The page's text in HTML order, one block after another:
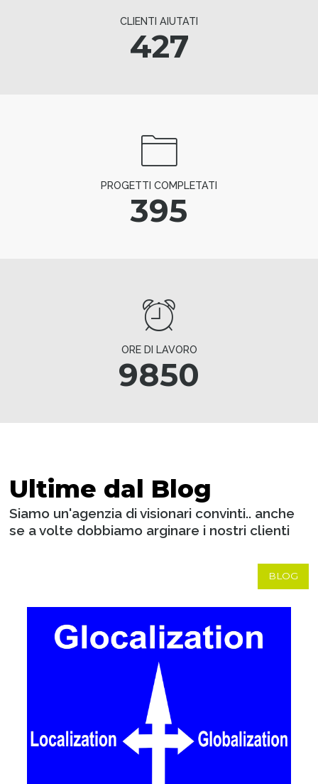
CLIENTI AIUTATI
427
PROGETTI COMPLETATI
395
ORE DI LAVORO
9850
Ultime dal Blog
Siamo un'agenzia di visionari convinti.. anche
se a volte dobbiamo arginare i nostri clienti
BLOG